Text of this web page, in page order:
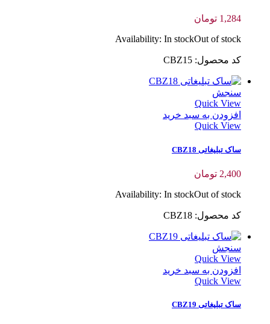
1,284 تومان
Availability: In stockOut of stock
کد محصول: CBZ15
سنجش
Quick View
افزودن به سبد خرید
Quick View
ساک تبلیغاتی CBZ18
2,400 تومان
Availability: In stockOut of stock
کد محصول: CBZ18
سنجش
Quick View
افزودن به سبد خرید
Quick View
ساک تبلیغاتی CBZ19